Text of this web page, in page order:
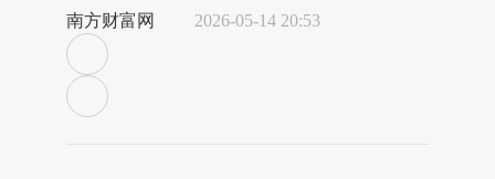
南方财富网 2026-05-14 20:53